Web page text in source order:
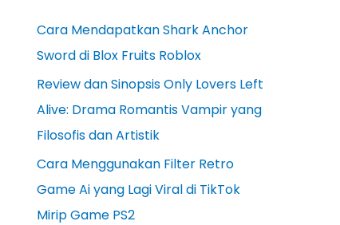
Cara Mendapatkan Shark Anchor
Sword di Blox Fruits Roblox
Review dan Sinopsis Only Lovers Left
Alive: Drama Romantis Vampir yang
Filosofis dan Artistik
Cara Menggunakan Filter Retro
Game Ai yang Lagi Viral di TikTok
Mirip Game PS2